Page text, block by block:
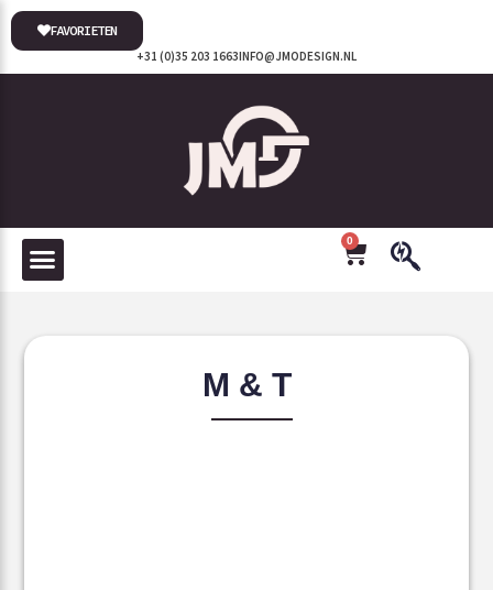
INFO@JMODESIGN.NL
+31 (0)35 203 1663
FAVORIETEN
0
M & T